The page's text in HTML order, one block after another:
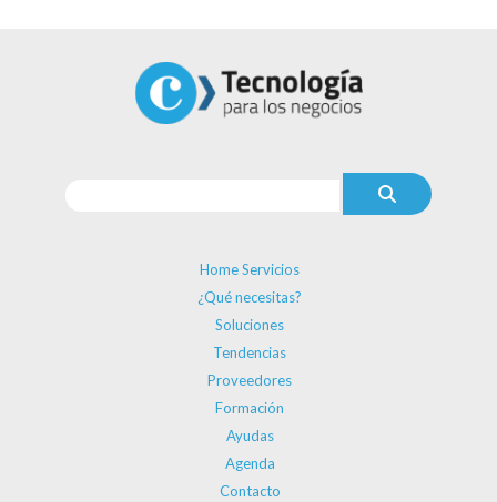
Home Servicios
¿Qué necesitas?
Soluciones
Tendencias
Proveedores
Formación
Ayudas
Agenda
Contacto